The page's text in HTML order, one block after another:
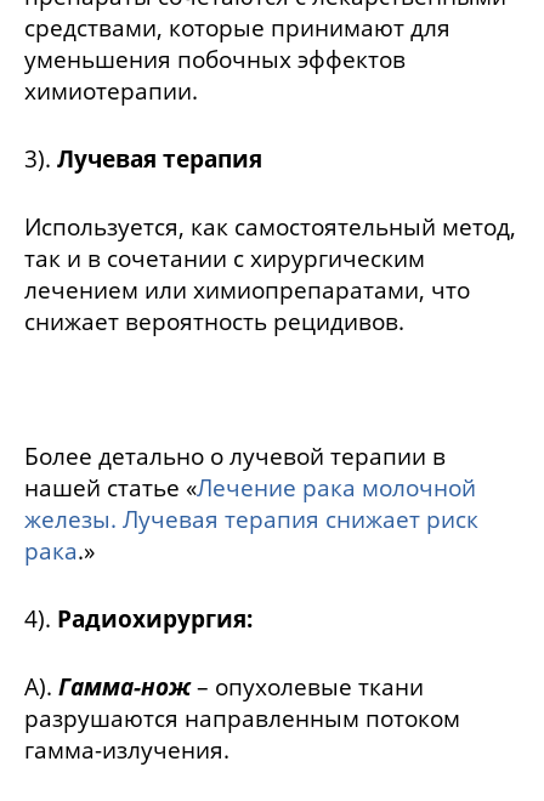
средствами, которые принимают для
уменьшения побочных эффектов
химиотерапии.
3). Лучевая терапия
Используется, как самостоятельный метод,
так и в сочетании с хирургическим
лечением или химиопрепаратами, что
снижает вероятность рецидивов.
Более детально о лучевой терапии в
нашей статье «Лечение рака молочной
железы. Лучевая терапия снижает риск
рака.»
4). Радиохирургия:
А). Гамма-нож– опухолевые ткани
разрушаются направленным потоком
гамма-излучения.